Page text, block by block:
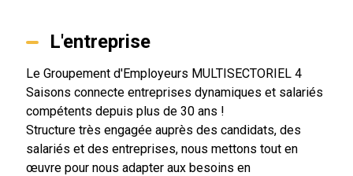
L'entreprise
Le Groupement d'Employeurs MULTISECTORIEL 4
Saisons connecte entreprises dynamiques et salariés
compétents depuis plus de 30 ans !
Structure très engagée auprès des candidats, des
salariés et des entreprises, nous mettons tout en
œuvre pour nous adapter aux besoins en